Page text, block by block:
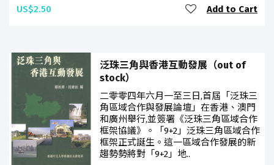
US$2.50 Add to Cart
泛珠三角與香港互動發展（out of
stock）
二零零四年六月一至三日,首屆「泛珠三
角區域合作與發展論壇」在香港、澳門
和廣州舉行,並簽署《泛珠三角區域合作
框架協議》。「9+2」泛珠三角區域合作
框架正式誕生。這一區域合作發展的新
趨勢勢將對「9+2」地..